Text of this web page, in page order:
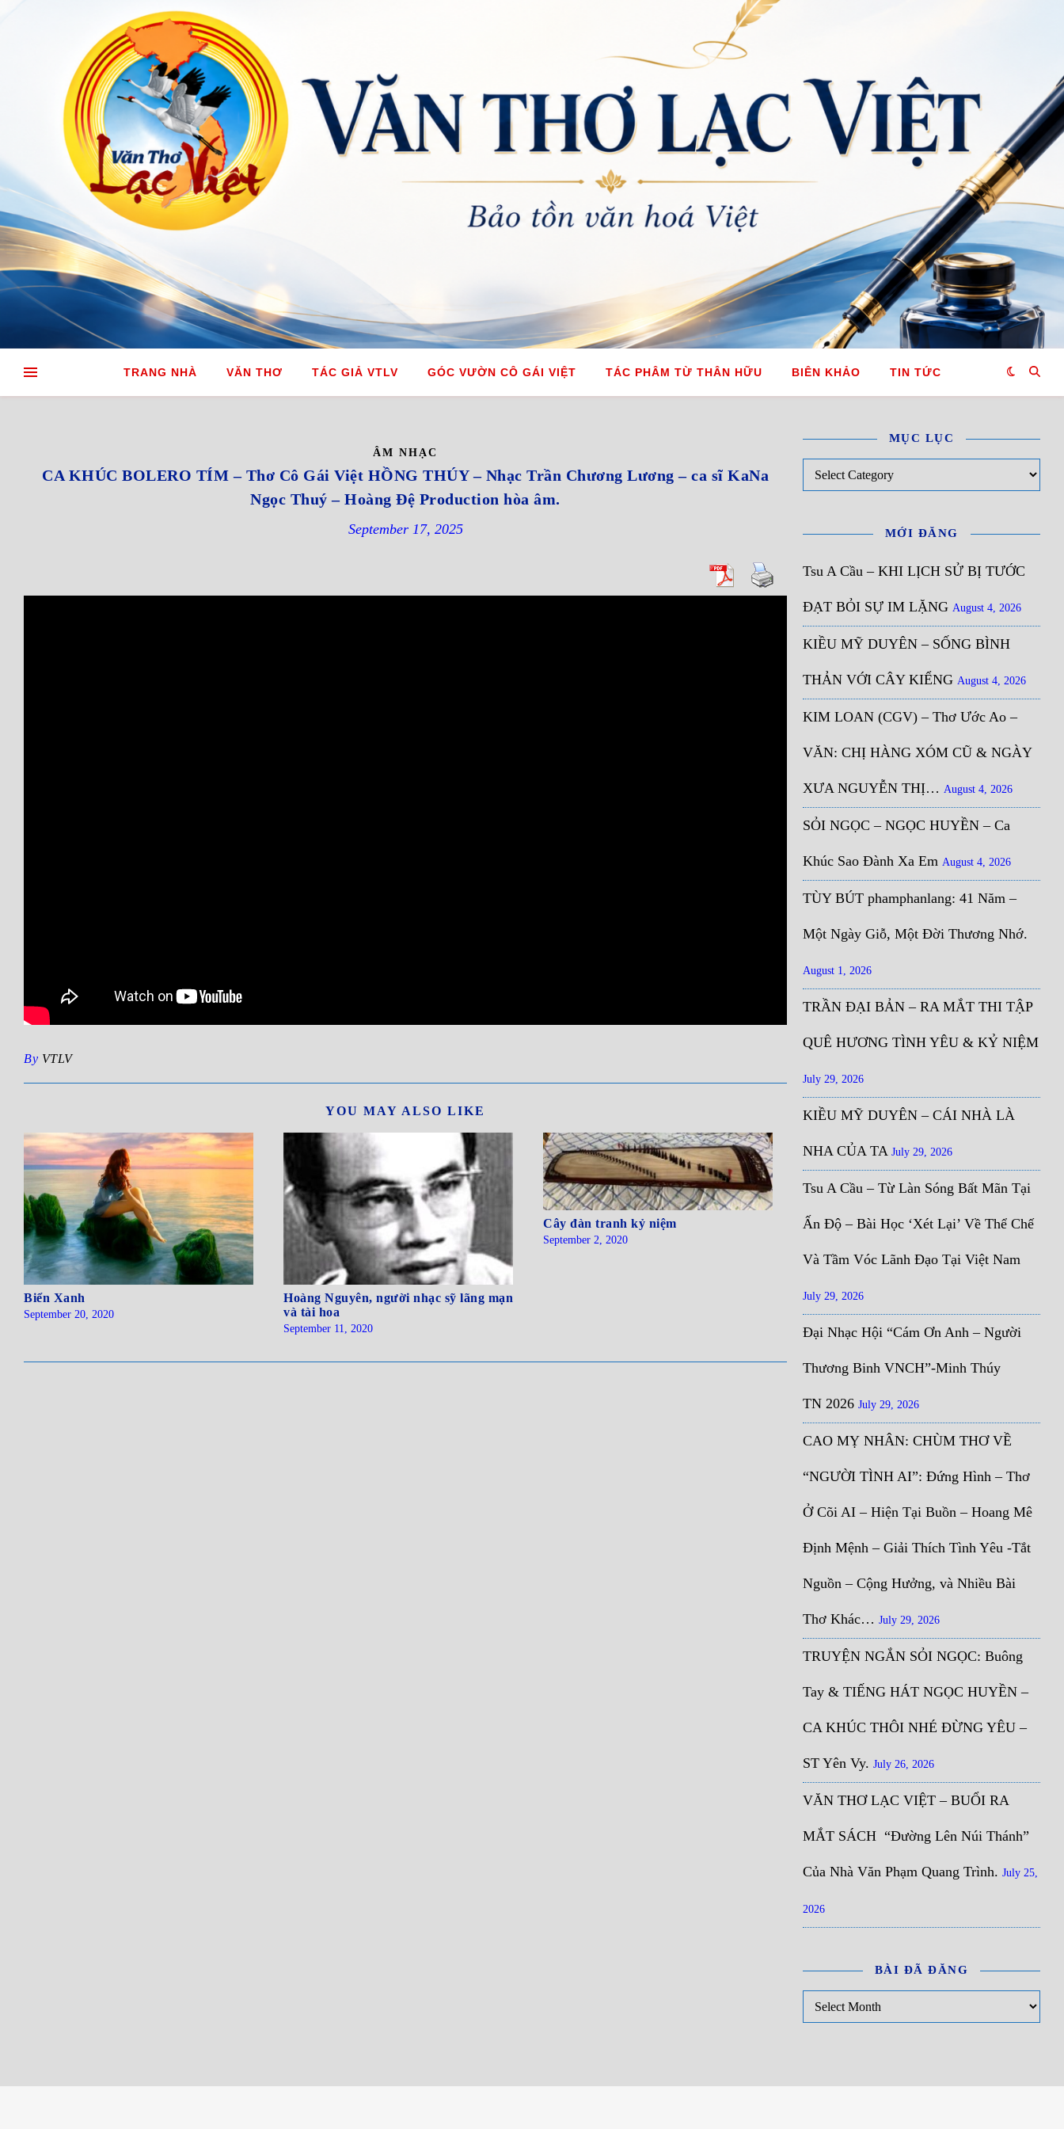
TRANG NHÀ VĂN THƠ TÁC GIẢ VTLV GÓC VƯỜN CÔ GÁI VIỆT TÁC PHÂM TỪ THÂN HỮU BIÊN KHẢO TIN TỨC
ÂM NHẠC
CA KHÚC BOLERO TÍM – Thơ Cô Gái Việt HỒNG THÚY – Nhạc Trần Chương Lương – ca sĩ KaNa
Ngọc Thuý – Hoàng Đệ Production hòa âm.
September 17, 2025
By VTLV
YOU MAY ALSO LIKE
Biển Xanh
September 20, 2020
Hoàng Nguyên, người nhạc sỹ lãng mạn
và tài hoa
September 11, 2020
Cây đàn tranh kỷ niệm
September 2, 2020
MỤC LỤC
MỚI ĐĂNG
Tsu A Cầu – KHI LỊCH SỬ BỊ TƯỚC
ĐẠT BỎI SỰ IM LẶNG August 4, 2026
KIỀU MỸ DUYÊN – SỐNG BÌNH
THẢN VỚI CÂY KIỂNG August 4, 2026
KIM LOAN (CGV) – Thơ Ước Ao –
VĂN: CHỊ HÀNG XÓM CŨ & NGÀY
XƯA NGUYỄN THỊ… August 4, 2026
SỎI NGỌC – NGỌC HUYỀN – Ca
Khúc Sao Đành Xa Em August 4, 2026
TÙY BÚT phamphanlang: 41 Năm –
Một Ngày Giỗ, Một Đời Thương Nhớ.
August 1, 2026
TRẦN ĐẠI BẢN – RA MẮT THI TẬP
QUÊ HƯƠNG TÌNH YÊU & KỶ NIỆM
July 29, 2026
KIỀU MỸ DUYÊN – CÁI NHÀ LÀ
NHA CỦA TA July 29, 2026
Tsu A Cầu – Từ Làn Sóng Bất Mãn Tại
Ấn Độ – Bài Học ‘Xét Lại’ Về Thể Chế
Và Tầm Vóc Lãnh Đạo Tại Việt Nam
July 29, 2026
Đại Nhạc Hội “Cám Ơn Anh – Người
Thương Binh VNCH”-Minh Thúy
TN 2026 July 29, 2026
CAO MỴ NHÂN: CHÙM THƠ VỀ
“NGƯỜI TÌNH AI”: Đứng Hình – Thơ
Ở Cõi AI – Hiện Tại Buồn – Hoang Mê
Định Mệnh – Giải Thích Tình Yêu -Tắt
Nguồn – Cộng Hưởng, và Nhiều Bài
Thơ Khác… July 29, 2026
TRUYỆN NGẮN SỎI NGỌC: Buông
Tay & TIẾNG HÁT NGỌC HUYỀN –
CA KHÚC THÔI NHÉ ĐỪNG YÊU –
ST Yên Vy. July 26, 2026
VĂN THƠ LẠC VIỆT – BUỔI RA
MẮT SÁCH “Đường Lên Núi Thánh”
Của Nhà Văn Phạm Quang Trình. July 25,
2026
BÀI ĐÃ ĐĂNG